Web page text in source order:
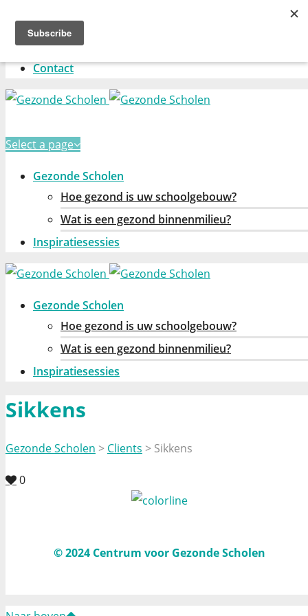
Home
Contact
Select a page
Gezonde Scholen
Hoe gezond is uw schoolgebouw?
Wat is een gezond binnenmilieu?
Inspiratiesessies
Gezonde Scholen
Hoe gezond is uw schoolgebouw?
Wat is een gezond binnenmilieu?
Inspiratiesessies
Sikkens
Gezonde Scholen > Clients > Sikkens
0
© 2024 Centrum voor Gezonde Scholen